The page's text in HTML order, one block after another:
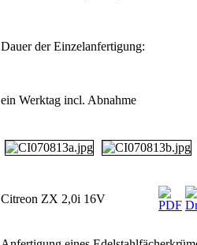
Dauer der Einzelanfertigung:
ein Werktag incl. Abnahme
Citreon ZX 2,0i 16V